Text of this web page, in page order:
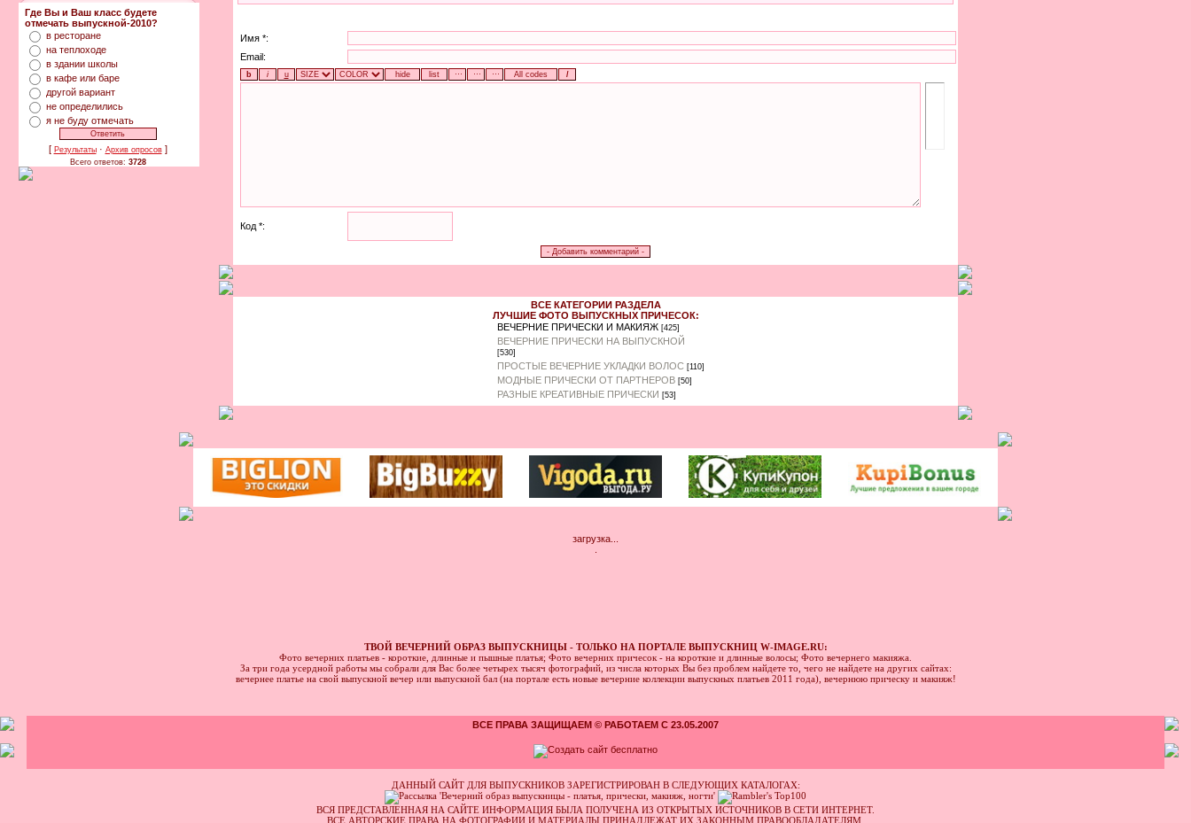
Где Вы и Ваш класс будете
отмечать выпускной-2010?
в ресторане
на теплоходе
в здании школы
в кафе или баре
другой вариант
не определились
я не буду отмечать
[ Результаты· Архив опросов]
Всего ответов: 3728
Имя *:
Email:
Код *:
ВСЕ КАТЕГОРИИ РАЗДЕЛА
ЛУЧШИЕ ФОТО ВЫПУСКНЫХ ПРИЧЕСОК:
ВЕЧЕРНИЕ ПРИЧЕСКИ И МАКИЯЖ [425]
ВЕЧЕРНИЕ ПРИЧЕСКИ НА ВЫПУСКНОЙ
[530]
ПРОСТЫЕ ВЕЧЕРНИЕ УКЛАДКИ ВОЛОС [110]
МОДНЫЕ ПРИЧЕСКИ ОТ ПАРТНЕРОВ [50]
РАЗНЫЕ КРЕАТИВНЫЕ ПРИЧЕСКИ [53]
загрузка...
ТВОЙ ВЕЧЕРНИЙ ОБРАЗ ВЫПУСКНИЦЫ - ТОЛЬКО НА ПОРТАЛЕ ВЫПУСКНИЦ W-IMAGE.RU:
Фото вечерних платьев - короткие, длинные и пышные платья; Фото вечерних причесок - на короткие и длинные волосы; Фото вечернего макияжа.
За три года усердной работы мы собрали для Вас более четырех тысяч фотографий, из числа которых Вы без проблем найдете то, чего не найдете на других сайтах:
вечернее платье на свой выпускной вечер или выпускной бал (на портале есть новые вечерние коллекции выпускных платьев 2011 года), вечернюю прическу и макияж!
ВСЕ ПРАВА ЗАЩИЩАЕМ © РАБОТАЕМ С 23.05.2007
ДАННЫЙ САЙТ ДЛЯ ВЫПУСКНИКОВ ЗАРЕГИСТРИРОВАН В СЛЕДУЮЩИХ КАТАЛОГАХ:
ВСЯ ПРЕДСТАВЛЕННАЯ НА САЙТЕ ИНФОРМАЦИЯ БЫЛА ПОЛУЧЕНА ИЗ ОТКРЫТЫХ ИСТОЧНИКОВ В СЕТИ ИНТЕРНЕТ.
ВСЕ АВТОРСКИЕ ПРАВА НА ФОТОГРАФИИ И МАТЕРИАЛЫ ПРИНАДЛЕЖАТ ИХ ЗАКОННЫМ ПРАВООБЛАДАТЕЛЯМ.